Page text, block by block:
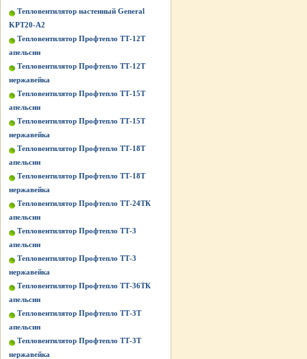
Тепловентилятор настенный General
KPT20-A2
Тепловентилятор Профтепло ТТ-12Т
апельсин
Тепловентилятор Профтепло ТТ-12Т
нержавейка
Тепловентилятор Профтепло ТТ-15Т
апельсин
Тепловентилятор Профтепло ТТ-15Т
нержавейка
Тепловентилятор Профтепло ТТ-18Т
апельсин
Тепловентилятор Профтепло ТТ-18Т
нержавейка
Тепловентилятор Профтепло ТТ-24ТК
апельсин
Тепловентилятор Профтепло ТТ-3
апельсин
Тепловентилятор Профтепло ТТ-3
нержавейка
Тепловентилятор Профтепло ТТ-36ТК
апельсин
Тепловентилятор Профтепло ТТ-3Т
апельсин
Тепловентилятор Профтепло ТТ-3Т
нержавейка